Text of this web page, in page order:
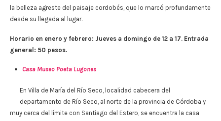
la belleza agreste del paisaje cordobés, que lo marcó profundamente
desde su llegada al lugar.
Horario en enero y febrero: Jueves a domingo de 12 a 17. Entrada
general: 50 pesos.
Casa Museo Poeta Lugones
En Villa de María del Río Seco, localidad cabecera del
departamento de Río Seco, al norte de la provincia de Córdoba y
muy cerca del límite con Santiago del Estero, se encuentra la casa